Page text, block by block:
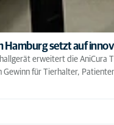
Hamburg setzt auf
erweitert die AniCura
Gewinn für Tierhalter,